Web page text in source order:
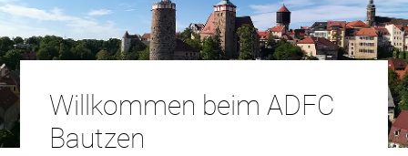
Willkommen beim ADFC
Bautzen